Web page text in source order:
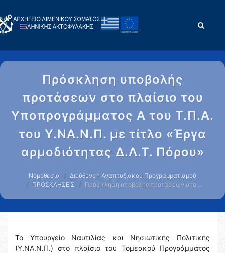
Πρόσκληση υποβολής
προτάσεων στο πλαίσιο του
Υποπρογράμματος Α του Τ.Π.Α.
του Υ.ΝΑ.Ν.Π. με τίτλο «Έργα
αρμοδιότητας Δ.Λ.Τ. Πόρου»
Νομοθεσία
Διεύθυνση Αναπτυξιακού Προγραμματισμού
ΠΡΟΣΚΛΗΣΕΙΣ
Πρόσκληση υποβολής προτάσεων στο …
Το Υπουργείο Ναυτιλίας και Νησιωτικής Πολιτικής
(Υ.ΝΑ.Ν.Π.) στο πλαίσιο του Τομεακού Προγράμματος